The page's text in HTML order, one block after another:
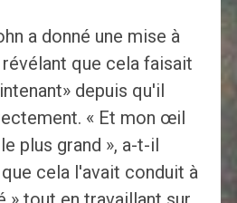
a donné une mise à
que cela faisait
depuis qu'il
« Et mon œil
plus grand », a-t-il
cela l'avait conduit à